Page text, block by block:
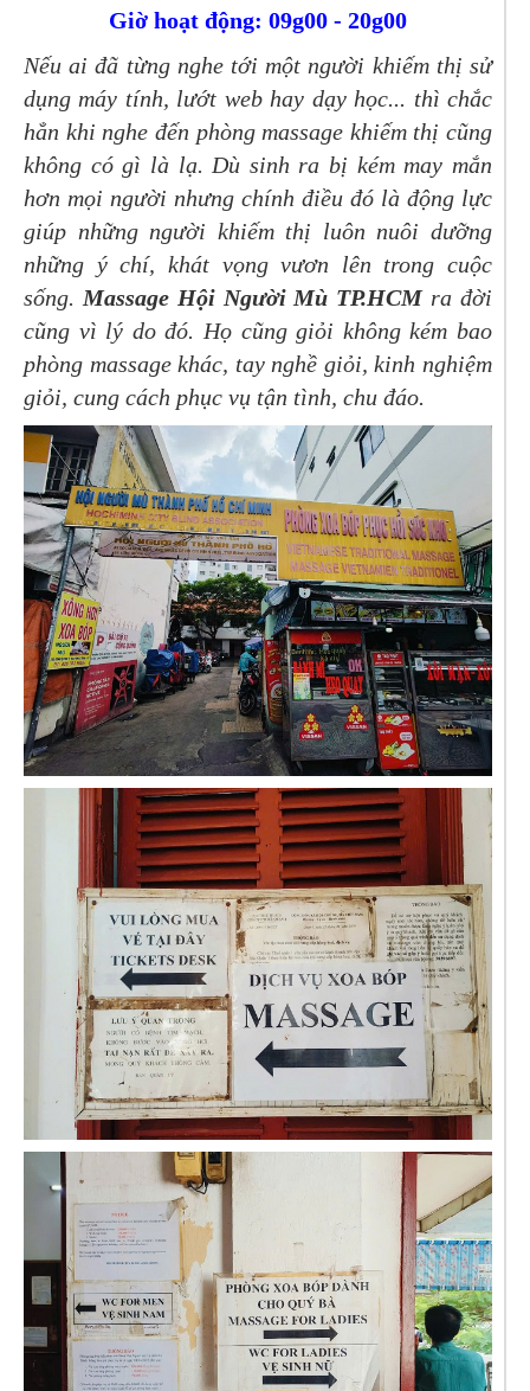
Giờ hoạt động: 09g00 - 20g00
Nếu ai đã từng nghe tới một người khiếm thị sử
dụng máy tính, lướt web hay dạy học... thì chắc
hẳn khi nghe đến phòng massage khiếm thị cũng
không có gì là lạ. Dù sinh ra bị kém may mắn
hơn mọi người nhưng chính điều đó là động lực
giúp những người khiếm thị luôn nuôi dưỡng
những ý chí, khát vọng vươn lên trong cuộc
sống. Massage Hội Người Mù TP.HCMra đời
cũng vì lý do đó. Họ cũng giỏi không kém bao
phòng massage khác, tay nghề giỏi, kinh nghiệm
giỏi, cung cách phục vụ tận tình, chu đáo.